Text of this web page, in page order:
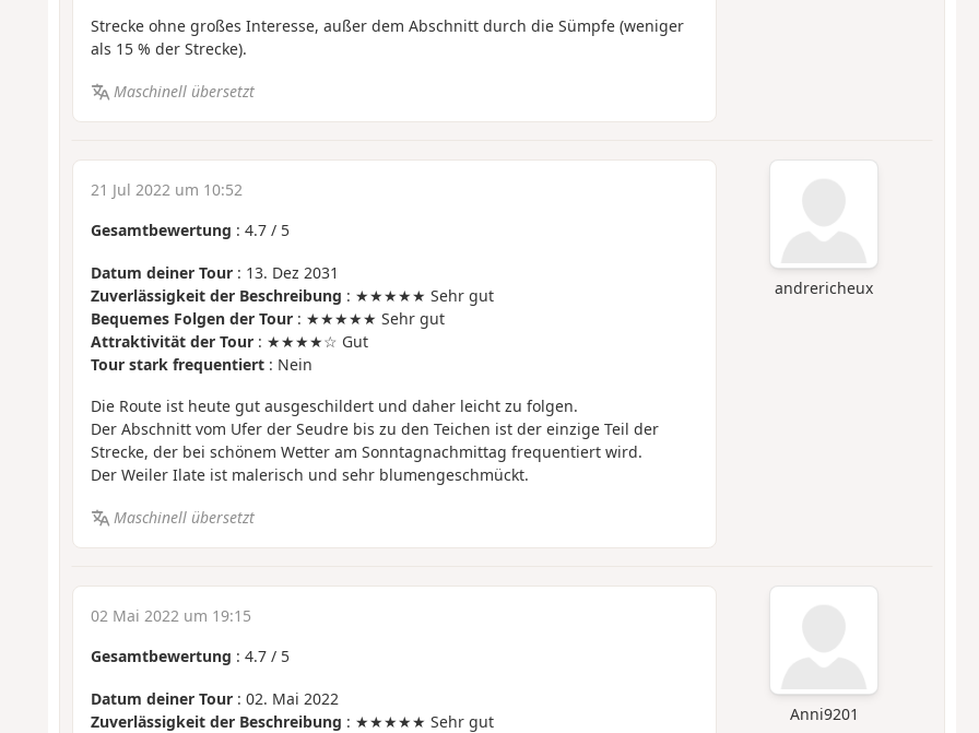
Strecke ohne großes Interesse, außer dem Abschnitt durch die Sümpfe (weniger
als 15 % der Strecke).
Maschinell übersetzt
andrericheux
21 Jul 2022 um 10:52
Gesamtbewertung : 4.7/ 5
Datum deiner Tour: 13. Dez 2031
Zuverlässigkeit der Beschreibung : ★★★★★ Sehr gut
Bequemes Folgen der Tour: ★★★★★ Sehr gut
Attraktivität der Tour: ★★★★☆ Gut
Tour stark frequentiert: Nein
Die Route ist heute gut ausgeschildert und daher leicht zu folgen.
Der Abschnitt vom Ufer der Seudre bis zu den Teichen ist der einzige Teil der
Strecke, der bei schönem Wetter am Sonntagnachmittag frequentiert wird.
Der Weiler Ilate ist malerisch und sehr blumengeschmückt.
Maschinell übersetzt
Anni9201
02 Mai 2022 um 19:15
Gesamtbewertung : 4.7/ 5
Datum deiner Tour: 02. Mai 2022
Zuverlässigkeit der Beschreibung : ★★★★★ Sehr gut